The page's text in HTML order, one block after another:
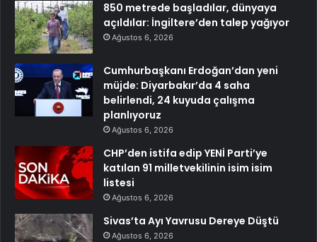
850 metrede başladılar, dünyaya
açıldılar: İngiltere’den talep yağıyor
Ağustos 6, 2026
Cumhurbaşkanı Erdoğan’dan yeni
müjde: Diyarbakır’da 4 saha
belirlendi, 24 kuyuda çalışma
planlıyoruz
Ağustos 6, 2026
CHP’den istifa edip YENİ Parti’ye
katılan 91 milletvekilinin isim isim
listesi
Ağustos 6, 2026
Sivas’ta Ayı Yavrusu Dereye Düştü
Ağustos 6, 2026